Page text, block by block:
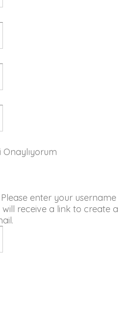
Onaylıyorum
enter your username
will receive a link to create a